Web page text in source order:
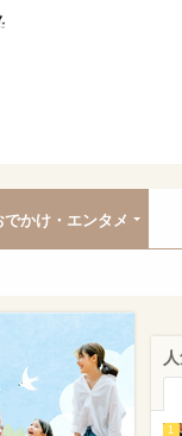
でかけ・エンタメ
1